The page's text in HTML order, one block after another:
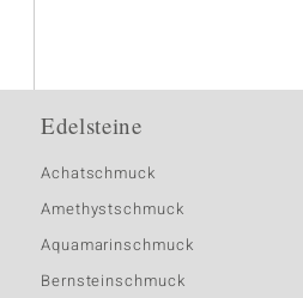
Edelsteine
Achatschmuck
Amethystschmuck
Aquamarinschmuck
Bernsteinschmuck